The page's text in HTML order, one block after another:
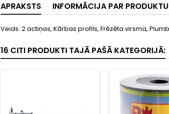
APRAKSTS INFORMĀCIJA PAR PRODUKTU
Veids: 2 actiņas, Kārbas profils, Frēzēta virsma,
16 CITI PRODUKTI TAJĀ PAŠĀ KATEGORIJĀ: